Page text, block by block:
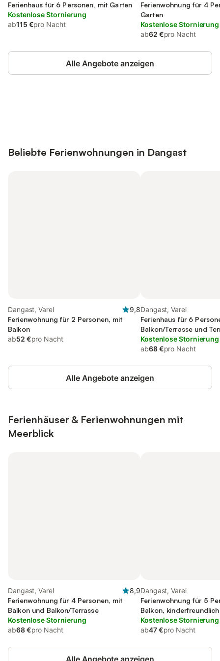
Ferienhaus für 6 Personen, mit Garten
Kostenlose Stornierung
ab115 €pro Nacht
Ferienwohnung für 4
Garten
Kostenlose Stornierung
ab62 €pro Nacht
Alle Angebote anzeigen
Beliebte Ferienwohnungen in Dangast
Dangast, Varel
9,8
Ferienwohnung für 2 Personen, mit
Balkon
ab52 €pro Nacht
Dangast, Varel
Ferienhaus für 6
Balkon/Terrasse und
Kostenlose Stornierung
ab68 €pro Nacht
Alle Angebote anzeigen
Ferienhäuser & Ferienwohnungen mit
Meerblick
Dangast, Varel
8,9
Ferienwohnung für 4 Personen, mit
Balkon und Balkon/Terrasse
Kostenlose Stornierung
ab68 €pro Nacht
Dangast, Varel
Ferienwohnung für 5
Balkon, kinderfreundlich
Kostenlose Stornierung
ab47 €pro Nacht
Alle Angebote anzeigen